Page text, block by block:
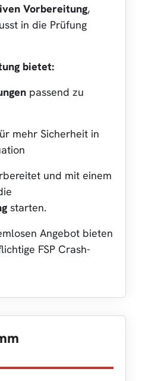
Vorbereitung,
in die Prüfung
bietet:
passend zu
mehr Sicherheit in
und mit einem
starten.
Angebot bieten
FSP Crash-